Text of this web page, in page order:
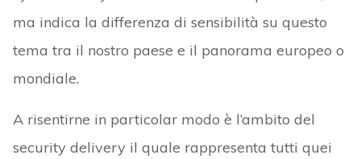
ma indica la differenza di sensibilità su questo
tema tra il nostro paese e il panorama europeo o
mondiale.
A risentirne in particolar modo è l’ambito del
security delivery il quale rappresenta tutti quei